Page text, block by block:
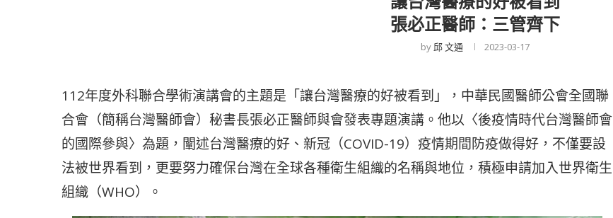
張必正醫師：三管齊下
by 邱 文通 2023-03-17
112年度外科聯合學術演講會的主題是「讓台灣醫療的好被看到」，中華民國醫師公會全國聯
合會（簡稱台灣醫師會）秘書長張必正醫師與會發表專題演講。他以〈後疫情時代台灣醫師會
的國際參與〉為題，闡述台灣醫療的好、新冠（COVID-19）疫情期間防疫做得好，不僅要設
法被世界看到，更要努力確保台灣在全球各種衛生組織的名稱與地位，積極申請加入世界衛生
組織（WHO）。